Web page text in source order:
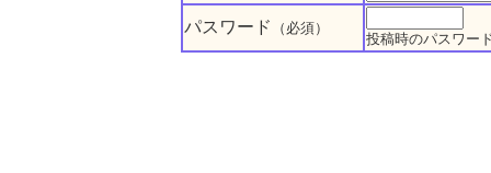
パスワード （必須）
投稿時のパスワー